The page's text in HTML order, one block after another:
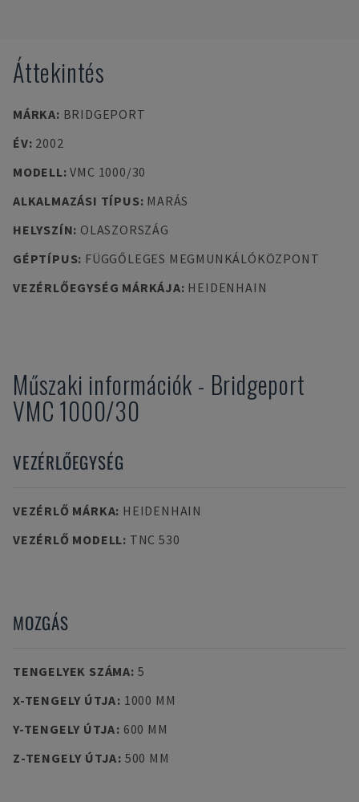
Áttekintés
MÁRKA: BRIDGEPORT
ÉV: 2002
MODELL:VMC 1000/30
ALKALMAZÁSI TÍPUS: MARÁS
HELYSZÍN: OLASZORSZÁG
GÉPTÍPUS: FÜGGŐLEGES MEGMUNKÁLÓKÖZPONT
VEZÉRLŐEGYSÉG MÁRKÁJA: HEIDENHAIN
Műszaki információk - Bridgeport
VMC 1000/30
VEZÉRLŐEGYSÉG
VEZÉRLŐ MÁRKA: HEIDENHAIN
VEZÉRLŐ MODELL: TNC 530
MOZGÁS
TENGELYEK SZÁMA: 5
X-TENGELY ÚTJA: 1000 MM
Y-TENGELY ÚTJA: 600 MM
Z-TENGELY ÚTJA: 500 MM